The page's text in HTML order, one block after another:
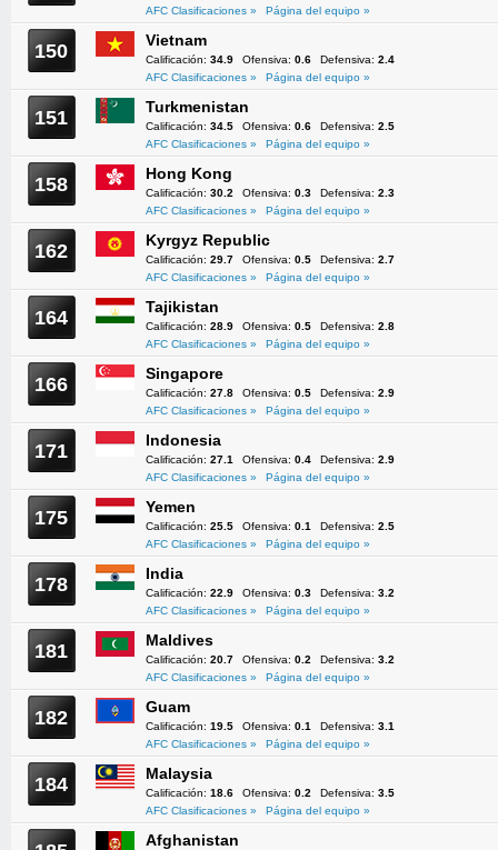
AFC Clasificaciones »
Página del equipo »
150 Vietnam
Calificación: 34.9 Ofensiva: 0.6 Defensiva: 2.4
AFC Clasificaciones »
Página del equipo »
151 Turkmenistan
Calificación: 34.5 Ofensiva: 0.6 Defensiva: 2.5
AFC Clasificaciones »
Página del equipo »
158 Hong Kong
Calificación: 30.2 Ofensiva: 0.3 Defensiva: 2.3
AFC Clasificaciones »
Página del equipo »
162 Kyrgyz Republic
Calificación: 29.7 Ofensiva: 0.5 Defensiva: 2.7
AFC Clasificaciones »
Página del equipo »
164 Tajikistan
Calificación: 28.9 Ofensiva: 0.5 Defensiva: 2.8
AFC Clasificaciones »
Página del equipo »
166 Singapore
Calificación: 27.8 Ofensiva: 0.5 Defensiva: 2.9
AFC Clasificaciones »
Página del equipo »
171 Indonesia
Calificación: 27.1 Ofensiva: 0.4 Defensiva: 2.9
AFC Clasificaciones »
Página del equipo »
175 Yemen
Calificación: 25.5 Ofensiva: 0.1 Defensiva: 2.5
AFC Clasificaciones »
Página del equipo »
178 India
Calificación: 22.9 Ofensiva: 0.3 Defensiva: 3.2
AFC Clasificaciones »
Página del equipo »
181 Maldives
Calificación: 20.7 Ofensiva: 0.2 Defensiva: 3.2
AFC Clasificaciones »
Página del equipo »
182 Guam
Calificación: 19.5 Ofensiva: 0.1 Defensiva: 3.1
AFC Clasificaciones »
Página del equipo »
184 Malaysia
Calificación: 18.6 Ofensiva: 0.2 Defensiva: 3.5
AFC Clasificaciones »
Página del equipo »
Afghanistan